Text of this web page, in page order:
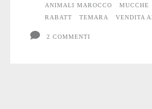
ANIMALI MAROCCO
MUCCHE
RABATT
TEMARA VENDITA
2 COMMENTI